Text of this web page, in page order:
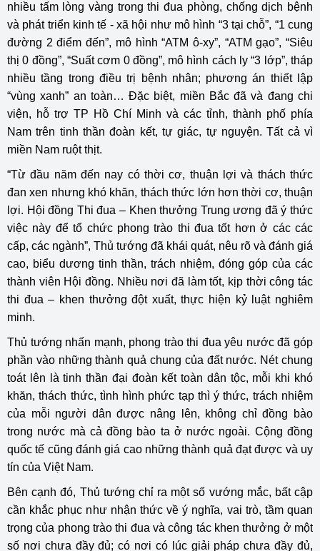
nhiều tấm lòng vàng trong thi đua phòng, chống dịch bệnh
và phát triển kinh tế - xã hội như mô hình “3 tại chỗ”, “1 cung
đường 2 điểm đến”, mô hình “ATM ô-xy”, “ATM gạo”, “Siêu
thị 0 đồng”, “Suất cơm 0 đồng”, mô hình cách ly “3 lớp”, tháp
nhiều tầng trong điều trị bệnh nhân; phương án thiết lập
“vùng xanh” an toàn… Đặc biệt, miền Bắc đã và đang chi
viện, hỗ trợ TP Hồ Chí Minh và các tỉnh, thành phố phía
Nam trên tinh thần đoàn kết, tự giác, tự nguyện. Tất cả vì
miền Nam ruột thịt.
“Từ đầu năm đến nay có thời cơ, thuận lợi và thách thức
đan xen nhưng khó khăn, thách thức lớn hơn thời cơ, thuận
lợi. Hội đồng Thi đua – Khen thưởng Trung ương đã ý thức
việc này để tổ chức phong trào thi đua tốt hơn ở các các
cấp, các ngành”, Thủ tướng đã khái quát, nêu rõ và đánh giá
cao, biểu dương tinh thần, trách nhiệm, đóng góp của các
thành viên Hội đồng. Nhiều nơi đã làm tốt, kịp thời công tác
thi đua – khen thưởng đột xuất, thực hiện kỷ luật nghiêm
minh.
Thủ tướng nhấn mạnh, phong trào thi đua yêu nước đã góp
phần vào những thành quả chung của đất nước. Nét chung
toát lên là tinh thần đại đoàn kết toàn dân tộc, mỗi khi khó
khăn, thách thức, tình hình phức tạp thì ý thức, trách nhiệm
của mỗi người dân được nâng lên, không chỉ đồng bào
trong nước mà cả đồng bào ta ở nước ngoài. Cộng đồng
quốc tế cũng đánh giá cao những thành quả đạt được và uy
tín của Việt Nam.
Bên cạnh đó, Thủ tướng chỉ ra một số vướng mắc, bất cập
cần khắc phục như nhận thức về ý nghĩa, vai trò, tầm quan
trọng của phong trào thi đua và công tác khen thưởng ở một
số nơi chưa đầy đủ; có nơi có lúc giải pháp chưa đầy đủ,